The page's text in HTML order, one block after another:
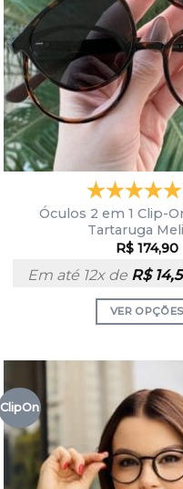
Óculos 2 em 1 Clip-
Tartaruga
R$174,90
Em até 12x de R$
VER OPÇÕES
ClipOn